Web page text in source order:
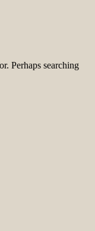
Perhaps searching